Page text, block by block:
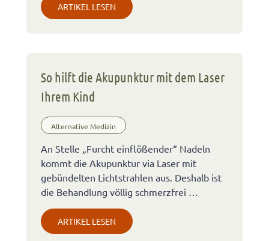
ARTIKEL LESEN
So hilft die Akupunktur mit dem Laser
Ihrem Kind
Alternative Medizin
An Stelle „Furcht einflößender“ Nadeln
kommt die Akupunktur via Laser mit
gebündelten Lichtstrahlen aus. Deshalb ist
die Behandlung völlig schmerzfrei …
ARTIKEL LESEN